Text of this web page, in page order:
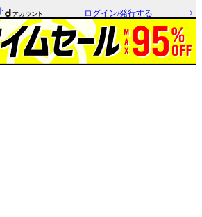
ログイン/発行する